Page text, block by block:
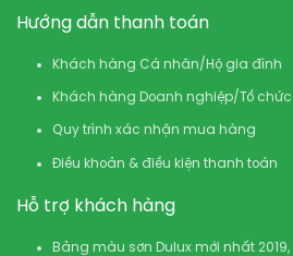
Hướng dẫn thanh toán
Khách hàng Cá nhân/Hộ gia đình
Khách hàng Doanh nghiệp/Tổ chức
Quy trình xác nhận mua hàng
Điều khoản & điều kiện thanh toán
Hỗ trợ khách hàng
Bảng màu sơn Dulux mới nhất 2019,